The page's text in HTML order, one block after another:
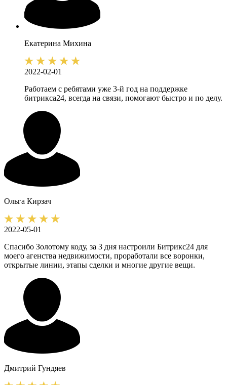
Екатерина Михина
2022-02-01
Работаем с ребятами уже 3-й год на поддержке
битрикса24, всегда на связи, помогают быстро и по делу.
Ольга Кирзач
2022-05-01
Спасибо Золотому коду, за 3 дня настроили Битрикс24 для
моего агенства недвижимости, проработали все воронки,
открытые линии, этапы сделки и многие другие вещи.
Дмитрий Гундяев